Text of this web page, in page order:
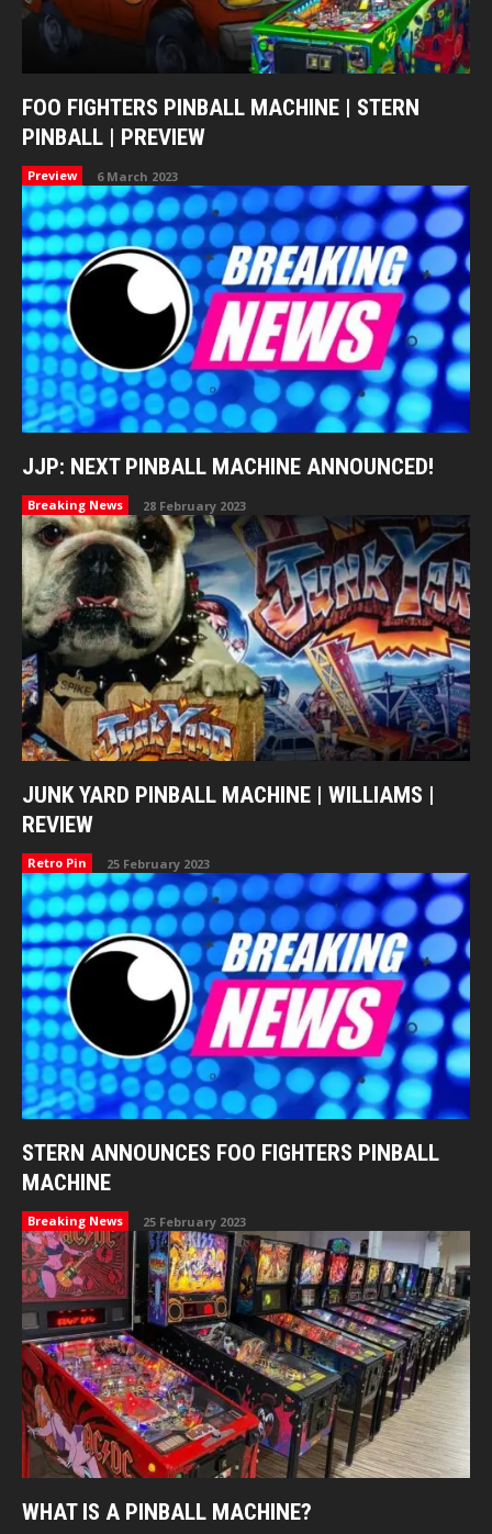
FOO FIGHTERS PINBALL MACHINE | STERN
PINBALL | PREVIEW
Preview 6 March 2023
JJP: NEXT PINBALL MACHINE ANNOUNCED!
Breaking News 28 February 2023
JUNK YARD PINBALL MACHINE | WILLIAMS |
REVIEW
Retro Pin 25 February 2023
STERN ANNOUNCES FOO FIGHTERS PINBALL
MACHINE
Breaking News 25 February 2023
WHAT IS A PINBALL MACHINE?